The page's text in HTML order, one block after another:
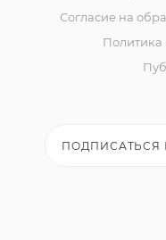
Согласие на
Политика
ПОДПИСАТЬСЯ